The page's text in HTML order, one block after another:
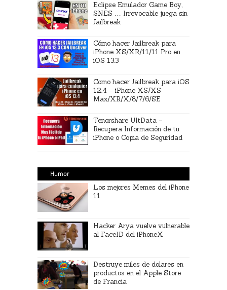
Eclipse Emulador Game Boy,
SNES … Irrevocable juega sin
Jailbreak
Cómo hacer Jailbreak para
iPhone XS/XR/11/11 Pro en
iOS 13.3
Como hacer Jailbreak para iOS
12.4 – iPhone XS/XS
Max/XR/X/8/7/6/SE
Tenorshare UltData –
Recupera Información de tu
iPhone o Copia de Seguridad
Humor
Los mejores Memes del iPhone
11
Hacker Arya vuelve vulnerable
al FaceID del iPhoneX
Destruye miles de dolares en
productos en el Apple Store
de Francia